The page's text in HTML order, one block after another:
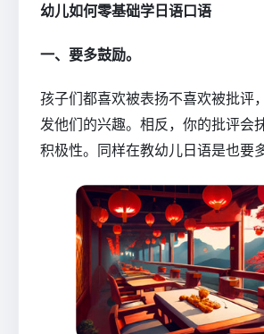
幼儿如何零基础学日语口语
一、要多鼓励。
孩子们都喜欢被表扬不喜欢被批评
发他们的兴趣。相反，你的批评会
积极性。同样在教幼儿日语是也要